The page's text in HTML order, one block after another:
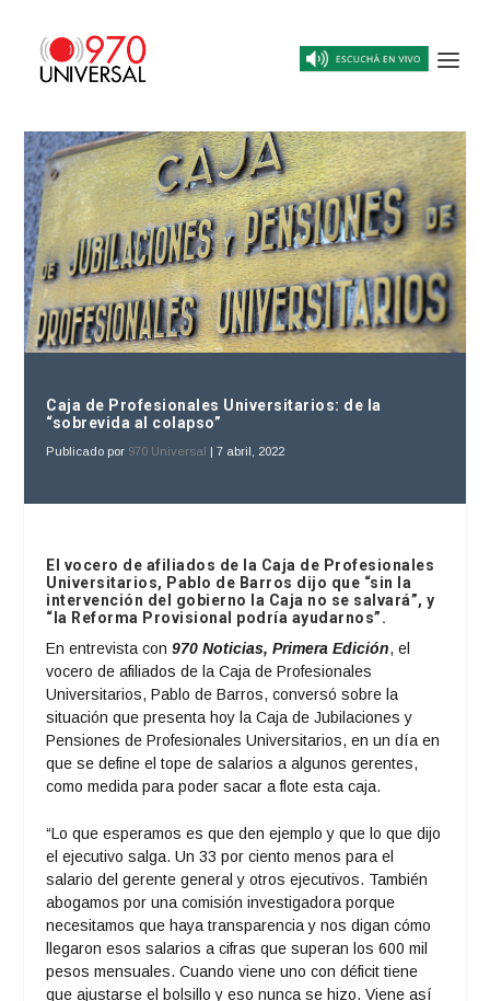
Caja de Profesionales Universitarios: de la
“sobrevida al colapso”
Publicado por 970 Universal |7 abril, 2022
El vocero de afiliados de la Caja de Profesionales
Universitarios, Pablo de Barros dijo que “sin la
intervención del gobierno la Caja no se salvará”, y
“la Reforma Provisional podría ayudarnos”.
En entrevista con970 Noticias, Primera Edición, el
vocero de afiliados de la Caja de Profesionales
Universitarios, Pablo de Barros, conversó sobre la
situación que presenta hoy la Caja de Jubilaciones y
Pensiones de Profesionales Universitarios, en un día en
que se define el tope de salarios a algunos gerentes,
como medida para poder sacar a flote esta caja.
“Lo que esperamos es que den ejemplo y que lo que dijo
el ejecutivo salga. Un 33 por ciento menos para el
salario del gerente general y otros ejecutivos. También
abogamos por una comisión investigadora porque
necesitamos que haya transparencia y nos digan cómo
llegaron esos salarios a cifras que superan los 600 mil
pesos mensuales. Cuando viene uno con déficit tiene
que ajustarse el bolsillo y eso nunca se hizo. Viene así